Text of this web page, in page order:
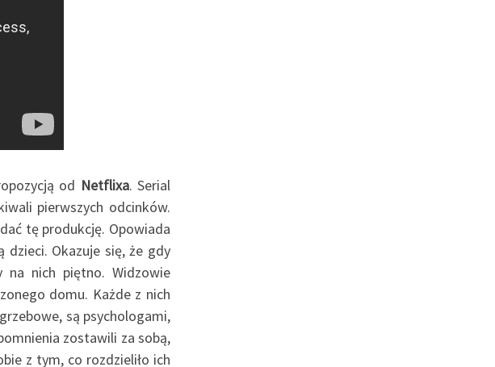
od Netflixa. Serial
pierwszych odcinków.
tę produkcję. Opowiada
Okazuje się, że gdy
na nich piętno. Widzowie
domu. Każde z nich
są psychologami,
zostawili za sobą,
z tym, co rozdzieliło ich